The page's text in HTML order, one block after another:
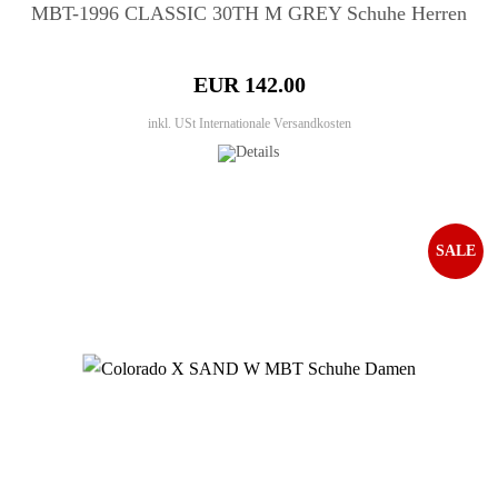
MBT-1996 CLASSIC 30TH M GREY Schuhe Herren
EUR 142.00
inkl. USt Internationale Versandkosten
SALE